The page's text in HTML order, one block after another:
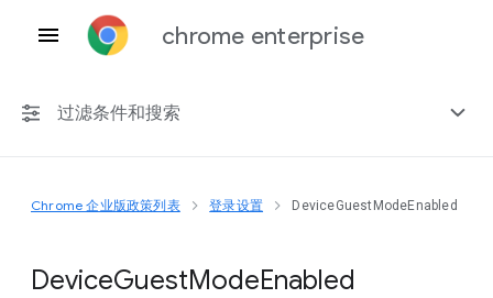
chrome enterprise
过滤条件和搜索
任何平台
Chrome 151
Chrome 企业版政策列表 登录设置 DeviceGuestModeEnabled
DeviceGuestModeEnabled